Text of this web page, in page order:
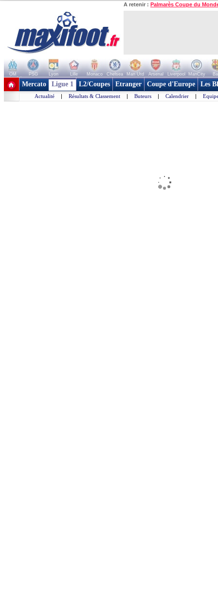
A retenir : Palmarès Coupe du
OM PSG Lyon Lille Monaco Chelsea Man Utd Arsenal Liverpool ManCity
+ de clubs
Mercato Ligue 1 L2/Coupes Etranger Coupe d'Europe Les
Actualité | Résultats & Classement | Buteurs | Calendrier |